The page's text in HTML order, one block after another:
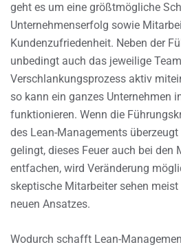
geht es um eine größtmögliche
Unternehmenserfolg sowie
Kundenzufriedenheit. Neben der
unbedingt auch das jeweilige
Verschlankungsprozess aktiv
so kann ein ganzes Unternehmen
funktionieren. Wenn die
des Lean-Managements
gelingt, dieses Feuer auch bei den
entfachen, wird Veränderung
skeptische Mitarbeiter sehen
neuen Ansatzes.
Wodurch schafft Lean-